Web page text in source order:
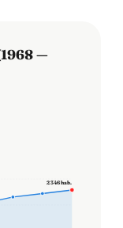
—
2 346 hab.